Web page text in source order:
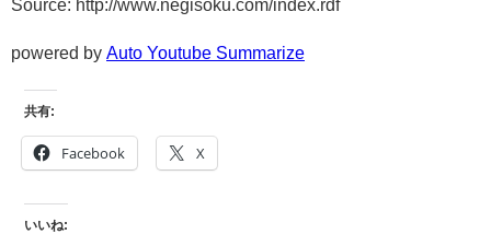
Source: http://www.negisoku.com/index.rdf
powered by Auto Youtube Summarize
共有:
Facebook X
いいね: